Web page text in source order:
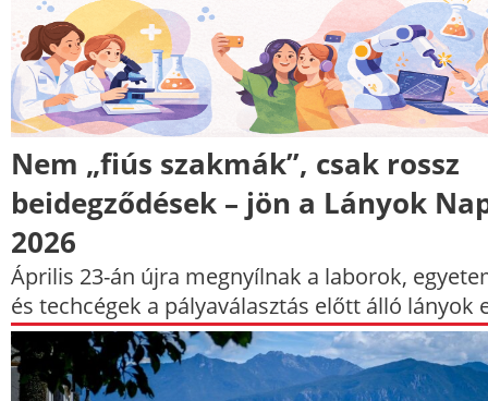
Nem „fiús szakmák”, csak rossz
beidegződések – jön a Lányok
2026
Április 23-án újra megnyílnak a laborok,
és techcégek a pályaválasztás előtt álló lányok